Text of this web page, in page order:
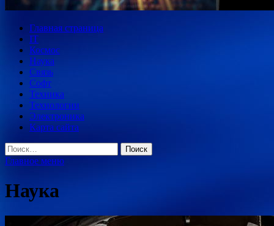
Главная страница
IT
Космос
Наука
Связь
Софт
Техника
Технологии
Электроника
Карта сайта
Найти:
Главное меню
Наука